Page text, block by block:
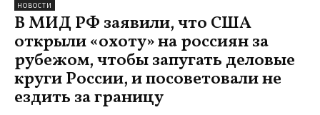
НОВОСТИ
В МИД РФ заявили, что США
открыли «охоту» на россиян за
рубежом, чтобы запугать деловые
круги России, и посоветовали не
ездить за границу